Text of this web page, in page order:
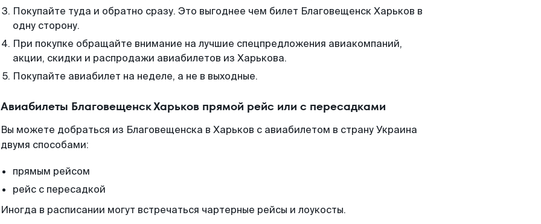
Покупайте туда и обратно сразу. Это выгоднее чем билет Благовещенск Харьков в
одну сторону.
При покупке обращайте внимание на лучшие спецпредложения авиакомпаний,
акции, скидки и распродажи авиабилетов из Харькова.
Покупайте авиабилет на неделе, а не в выходные.
Авиабилеты Благовещенск Харьков прямой рейс или с пересадками
Вы можете добраться из Благовещенска в Харьков с авиабилетом в страну Украина
двумя способами:
прямым рейсом
рейс с пересадкой
Иногда в расписании могут встречаться чартерные рейсы и лоукосты.